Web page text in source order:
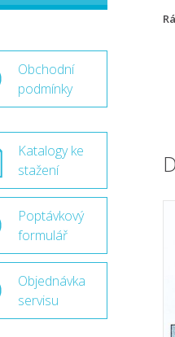
Obchodní
podmínky
Katalogy ke
stažení
Poptávkový
formulář
Objednávka
servisu